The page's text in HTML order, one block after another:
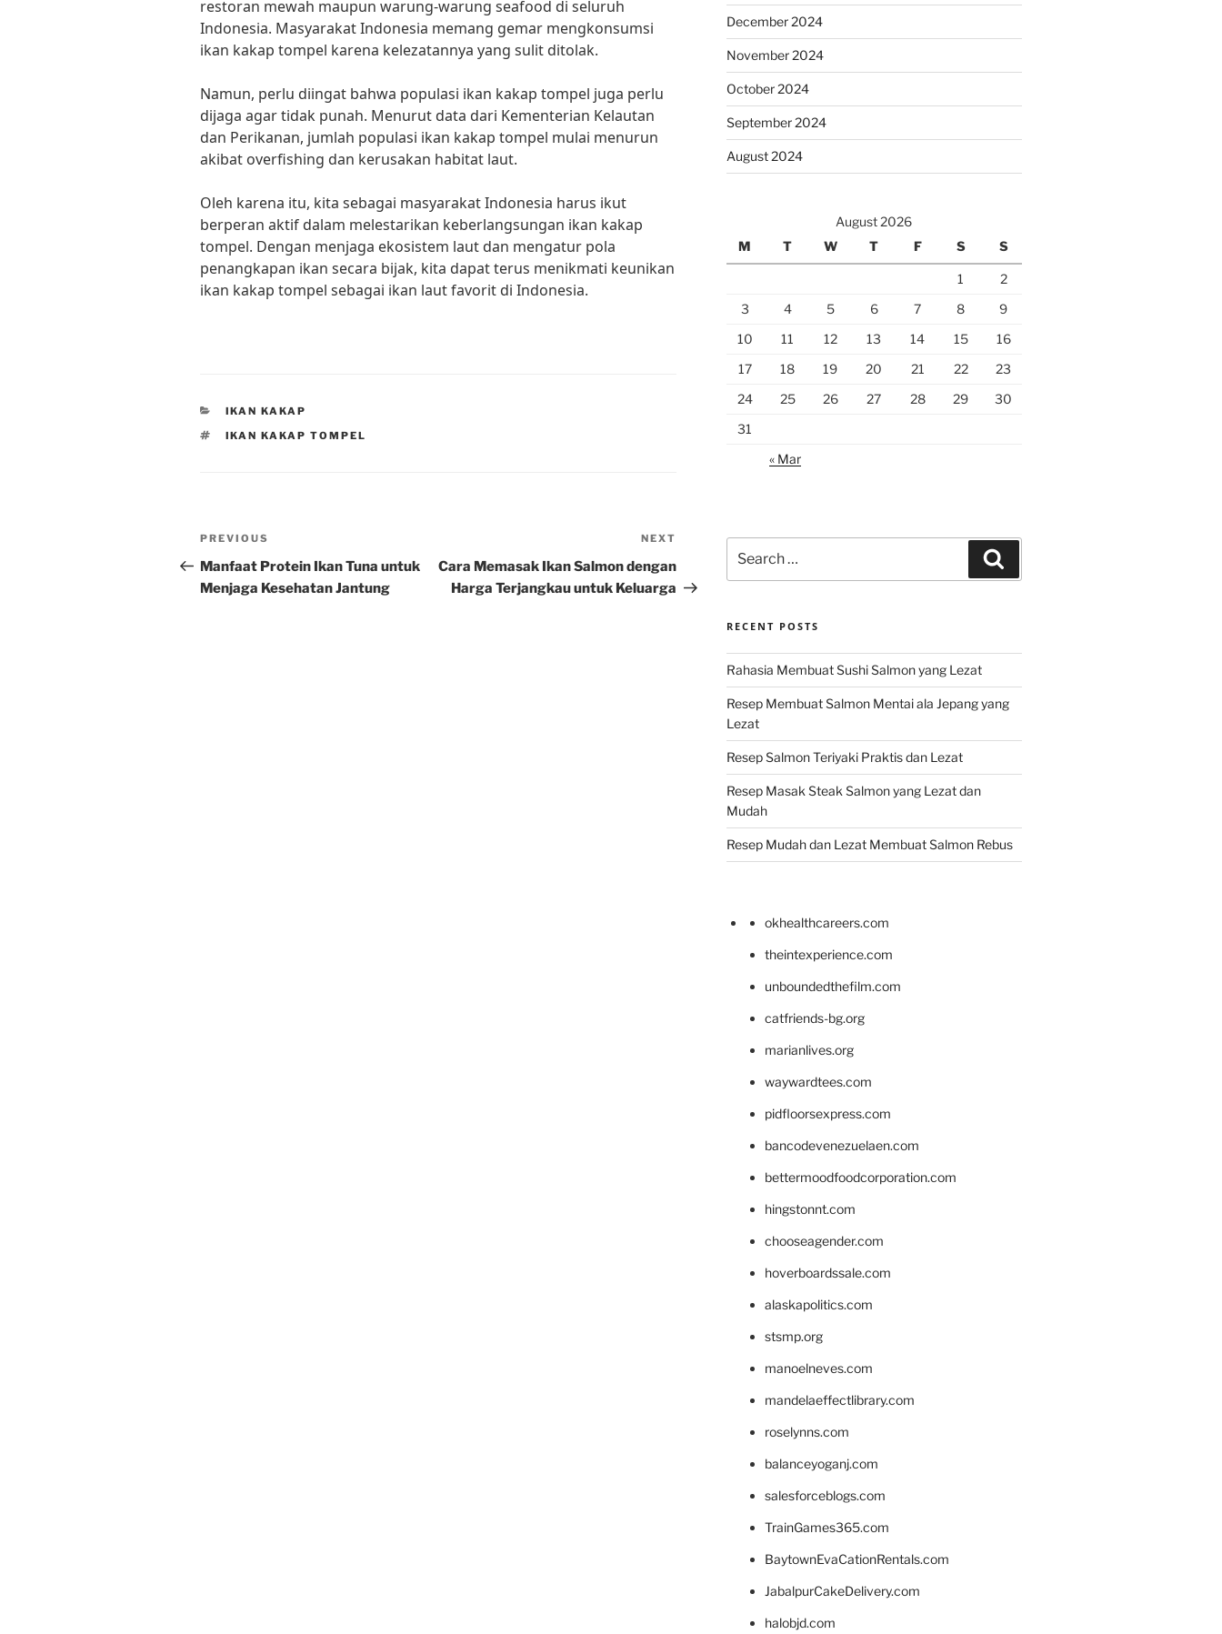
restoran mewah maupun warung-warung seafood di seluruh
Indonesia. Masyarakat Indonesia memang gemar mengkonsumsi
ikan kakap tompel karena kelezatannya yang sulit ditolak.
Namun, perlu diingat bahwa populasi ikan kakap tompel juga perlu
dijaga agar tidak punah. Menurut data dari Kementerian Kelautan
dan Perikanan, jumlah populasi ikan kakap tompel mulai menurun
akibat overfishing dan kerusakan habitat laut.
Oleh karena itu, kita sebagai masyarakat Indonesia harus ikut
berperan aktif dalam melestarikan keberlangsungan ikan kakap
tompel. Dengan menjaga ekosistem laut dan mengatur pola
penangkapan ikan secara bijak, kita dapat terus menikmati keunikan
ikan kakap tompel sebagai ikan laut favorit di Indonesia.
CATEGORIES
IKAN KAKAP
TAGS
IKAN KAKAP TOMPEL
Post
navigation
Previous
Post
PREVIOUS
Manfaat Protein Ikan Tuna untuk
Menjaga Kesehatan Jantung
Post
NEXT
Cara Memasak Ikan Salmon dengan
Harga Terjangkau untuk Keluarga
December 2024
November 2024
October 2024
September 2024
August 2024
August 2026
M
T W T F S S
1
2
3
4 5 6 7 8
9
10
11 12 13 14 15
16
17
18 19 20 21 22
23
24
25 26 27 28 29
30
31
« Mar
for:
RECENT POSTS
Rahasia Membuat Sushi Salmon yang Lezat
Resep Membuat Salmon Mentai ala Jepang yang
Lezat
Resep Salmon Teriyaki Praktis dan Lezat
Resep Masak Steak Salmon yang Lezat dan
Mudah
Resep Mudah dan Lezat Membuat Salmon Rebus
okhealthcareers.com
theintexperience.com
unboundedthefilm.com
catfriends-bg.org
marianlives.org
waywardtees.com
pidfloorsexpress.com
bancodevenezuelaen.com
bettermoodfoodcorporation.com
hingstonnt.com
chooseagender.com
hoverboardssale.com
alaskapolitics.com
stsmp.org
manoelneves.com
mandelaeffectlibrary.com
roselynns.com
balanceyoganj.com
salesforceblogs.com
TrainGames365.com
BaytownEvaCationRentals.com
JabalpurCakeDelivery.com
halobjd.com